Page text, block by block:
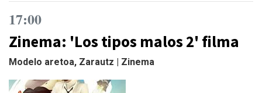
17:00
Zinema: 'Los tipos malos 2' filma
Modelo aretoa, Zarautz | Zinema